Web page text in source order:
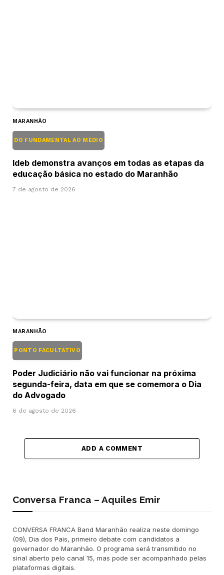
MARANHÃO
DO FUNDAMENTAL AO MÉDIO
Ideb demonstra avanços em todas as etapas da
educação básica no estado do Maranhão
7 de agosto de 2026
MARANHÃO
PONTO FACULTATIVO
Poder Judiciário não vai funcionar na próxima
segunda-feira, data em que se comemora o Dia
do Advogado
6 de agosto de 2026
ADD A COMMENT
Conversa Franca – Aquiles Emir
CONVERSA FRANCA Band Maranhão realiza neste domingo
(09), Dia dos Pais, primeiro debate com candidatos a
governador do Maranhão. O programa será transmitido no
sinal aberto pelo canal 15, mas pode ser acompanhado pelas
plataformas digitais.